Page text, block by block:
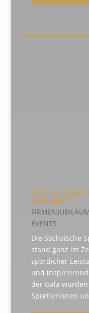
SÄCHSISCHE
CHEMNITZ
FIRMENJUBILÄUM
EVENTS
Die Sächsische
stand ganz im
sportlicher
und
der Gala
Sportlerinnen